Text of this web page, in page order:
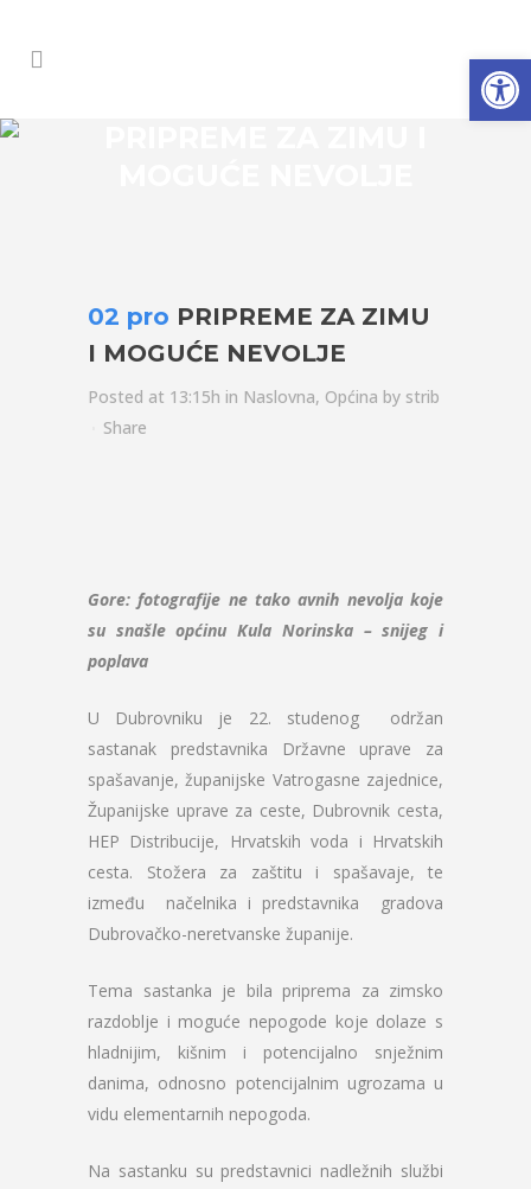
02 pro PRIPREME ZA ZIMU
I MOGUĆE NEVOLJE
Posted at 13:15h in Naslovna, Općina by strib
Share
Gore: fotografije ne tako avnih nevolja koje
su snašle općinu Kula Norinska – snijeg i
poplava
U Dubrovniku je 22. studenog održan
sastanak predstavnika Državne uprave za
spašavanje, županijske Vatrogasne zajednice,
Županijske uprave za ceste, Dubrovnik cesta,
HEP Distribucije, Hrvatskih voda i Hrvatskih
cesta. Stožera za zaštitu i spašavaje, te
između načelnika i predstavnika gradova
Dubrovačko-neretvanske županije.
Tema sastanka je bila priprema za zimsko
razdoblje i moguće nepogode koje dolaze s
hladnijim, kišnim i potencijalno snježnim
danima, odnosno potencijalnim ugrozama u
vidu elementarnih nepogoda.
Na sastanku su predstavnici nadležnih službi